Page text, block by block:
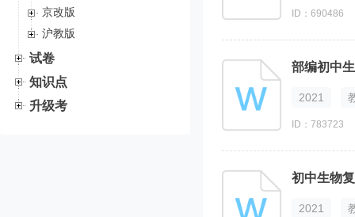
京改版
沪教版
试卷
知识点
升级考
ID：690486
部编初中
2021
ID：783723
初中生物
2021